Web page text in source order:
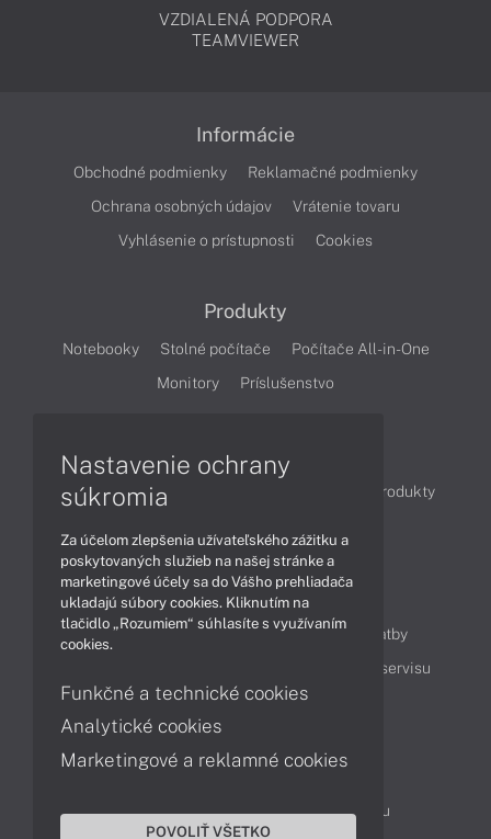
VZDIALENÁ PODPORA
TEAMVIEWER
Informácie
Obchodné podmienky
Reklamačné podmienky
Ochrana osobných údajov
Vrátenie tovaru
Vyhlásenie o prístupnosti
Cookies
Produkty
Notebooky Stolné počítače
Počítače All-in-One
Monitory
Príslušenstvo
Články
Obchodné informácie
Produkty
Obsah
Ako nakupovať
Možnosti doručenia a platby
Cenník servisu
Kontakty
043 4224 771
Servisné oddelenie
Reklamácia tovaru
Nastavenie ochrany
súkromia
Za účelom zlepšenia užívateľského zážitku a
poskytovaných služieb na našej stránke a
marketingové účely sa do Vášho prehliadača
ukladajú súbory cookies. Kliknutím na
tlačidlo „Rozumiem“ súhlasíte s využívaním
cookies.
Funkčné a technické cookies
Analytické cookies
Marketingové a reklamné cookies
POVOLIŤ VŠETKO